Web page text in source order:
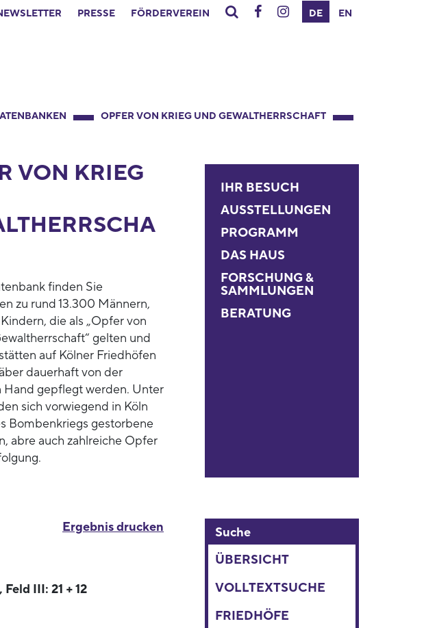
PRESSE FÖRDERVEREIN DE EN
OPFER VON KRIEG UND GEWALTHERRSCHAFT
VON KRIEG
finden Sie
zu rund 13.300 Männern,
die als „Opfer von
gelten und
auf Kölner Friedhöfen
dauerhaft von der
gepflegt werden. Unter
sich vorwiegend in Köln
Bombenkriegs gestorbene
abre auch zahlreiche Opfer
IHR BESUCH
AUSSTELLUNGEN
PROGRAMM
DAS HAUS
FORSCHUNG &
SAMMLUNGEN
BERATUNG
Ergebnis drucken
III: 21 + 12
Suche
ÜBERSICHT
VOLLTEXTSUCHE
FRIEDHÖFE